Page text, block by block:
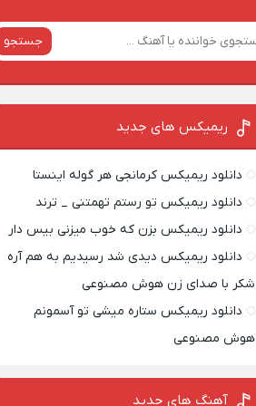
جستجو
ریمیکس‌ های جدید
دانلود ریمیکس کرمانجی هر گوله اینستا
دانلود ریمیکس تو رستم تهمتنی _ ترند
دانلود ریمیکس بزن که خوب میزنی بیس دار
دانلود ریمیکس دیدی شد رسیدیم به هم آره
شکر با صدای زن هوش مصنوعی
دانلود ریمیکس ستاره میشی تو آسمونم
هوش مصنوعی
آهنگ های جدید